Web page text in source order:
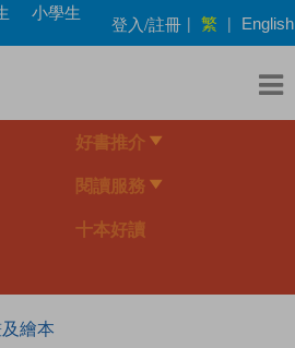
小學生
登入/註冊 | 繁 | English
好書推介
閱讀服務
十本好讀
繪本